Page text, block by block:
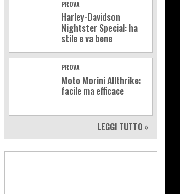
PROVA
Harley-Davidson
Nightster Special: ha
stile e va bene
PROVA
Moto Morini Allthrike:
facile ma efficace
LEGGI TUTTO »